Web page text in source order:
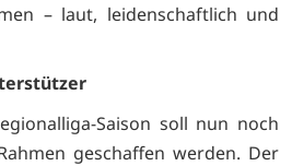
– laut, leidenschaftlich und
Saison soll nun noch
geschaffen werden. Der